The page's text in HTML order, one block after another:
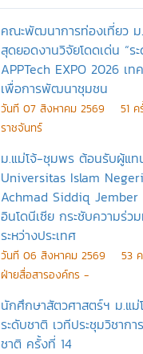
คณะพัฒนาการท่องเที่ยว ม.
สุดยอดงานวิจัยโดดเด่น “ร
APPTech EXPO 2026 เท
เพื่อการพัฒนาชุมชน
วันที 07 สิงหาคม 2569 51 ค
ราชจันทร์
ม.แม่โจ้-ชุมพร ต้อนรับผู้แท
Universitas Islam
Achmad Siddiq Jember
อินโดนีเซีย กระชับความร่ว
ระหว่างประเทศ
วันที 06 สิงหาคม 2569 53
ฝ่ายสื่อสารองค์กร -
นักศึกษาสัตวศาสตร์ฯ ม.แม่
ระดับชาติ เวทีประชุมวิชาก
ชาติ ครั้งที่ 14